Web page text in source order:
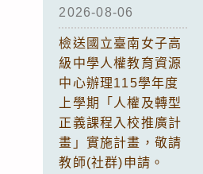
2026-08-06
檢送國立臺南女子高
級中學人權教育資源
中心辦理115學年度
上學期「人權及轉型
正義課程入校推廣計
畫」實施計畫，敬請
教師(社群)申請。